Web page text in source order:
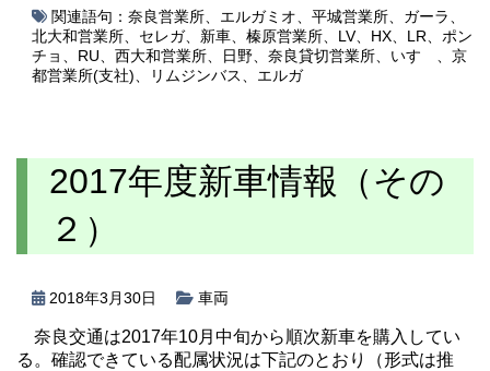
関連語句： 奈良営業所 エルガミオ 平城営業所 ガーラ
北大和営業所
セレガ、 新車 榛原営業所 LV、 HX LR
ポン
チョ
RU 西大和営業所 日野 奈良貸切営業所 いすゞ
京
都営業所(支社)
リムジンバス エルガ
2017年度新車情報（その
２）
2018年3月30日 車両
奈良交通は2017年10月中旬から順次新車を購入してい
る。確認できている配属状況は下記のとおり（形式は推